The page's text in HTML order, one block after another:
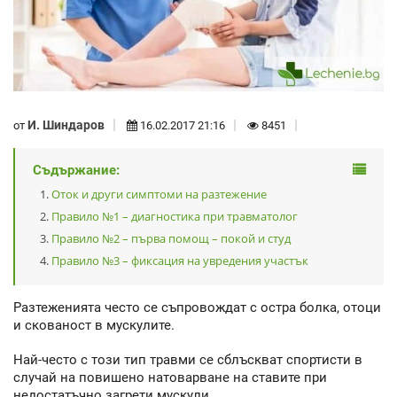
от И. Шиндаров 16.02.2017 21:16 8451
Съдържание:
Оток и други симптоми на разтежение
Правило №1 – диагностика при травматолог
Правило №2 – първа помощ – покой и студ
Правило №3 – фиксация на увредения участък
Разтеженията често се съпровождат с остра болка, отоци
и скованост в мускулите.
Най-често с този тип травми се сблъскват спортисти в
случай на повишено натоварване на ставите при